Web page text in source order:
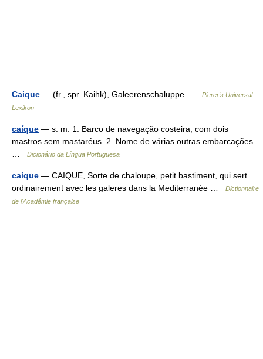
Caique — (fr., spr. Kaihk), Galeerenschaluppe …
Pierer's Universal-
Lexikon
caíque — s. m. 1. Barco de navegação costeira, com dois
mastros sem mastaréus. 2. Nome de várias outras embarcações
Dicionário da Língua Portuguesa
caique — CAIQUE, Sorte de chaloupe, petit bastiment, qui sert
ordinairement avec les galeres dans la Mediterranée …
Dictionnaire
de l'Académie française